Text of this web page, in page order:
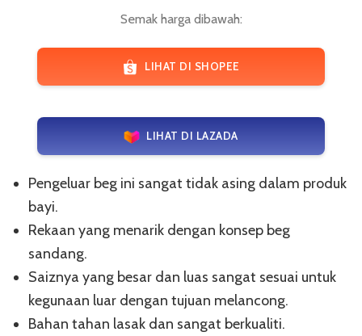
Semak harga dibawah:
LIHAT DI SHOPEE
LIHAT DI LAZADA
Pengeluar beg ini sangat tidak asing dalam produk
bayi.
Rekaan yang menarik dengan konsep beg
sandang.
Saiznya yang besar dan luas sangat sesuai untuk
kegunaan luar dengan tujuan melancong.
Bahan tahan lasak dan sangat berkualiti.